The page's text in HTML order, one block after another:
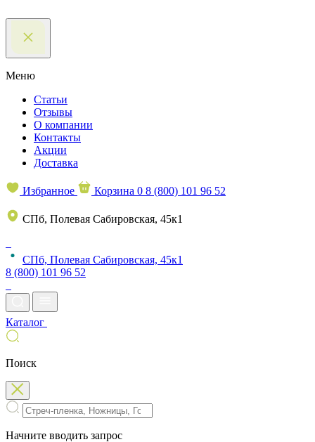
Меню
Статьи
Отзывы
О компании
Контакты
Акции
Доставка
Избранное Корзина 0 8 (800) 101 96 52
СПб, Полевая Сабировская, 45к1
СПб, Полевая Сабировская, 45к1
8 (800) 101 96 52
Каталог
Поиск
Начните вводить запрос